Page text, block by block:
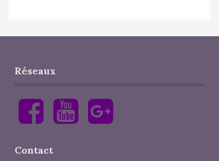
Réseaux
F
c
o
Y
u
G
o
Contact